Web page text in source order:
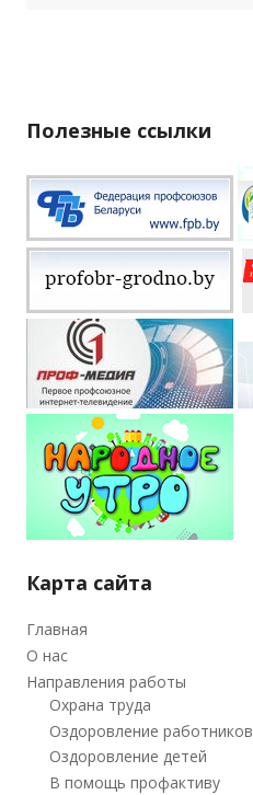
Полезные ссылки
Карта сайта
Главная
О нас
Направления работы
Охрана труда
Оздоровление работников
Оздоровление детей
В помощь профактиву